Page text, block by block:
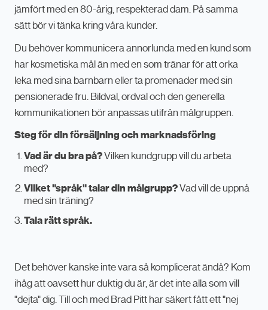
jämfört med en 80-årig, respekterad dam. På samma
sätt bör vi tänka kring våra kunder.
Du behöver kommunicera annorlunda med en kund som
har kosmetiska mål än med en som tränar för att orka
leka med sina barnbarn eller ta promenader med sin
pensionerade fru. Bildval, ordval och den generella
kommunikationen bör anpassas utifrån målgruppen.
Steg för din försäljning och marknadsföring
Vad är du bra på?Vilken kundgrupp vill du arbeta
med?
Vilket "språk" talar din målgrupp?Vad vill de uppnå
med sin träning?
Tala rätt språk.
Det behöver kanske inte vara så komplicerat ändå? Kom
ihåg att oavsett hur duktig du är, är det inte alla som vill
"dejta" dig. Till och med Brad Pitt har säkert fått ett "nej